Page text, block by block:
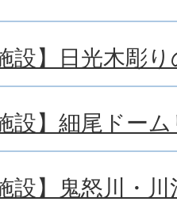
設】日光木彫
設】細尾ドー
設】鬼怒川・